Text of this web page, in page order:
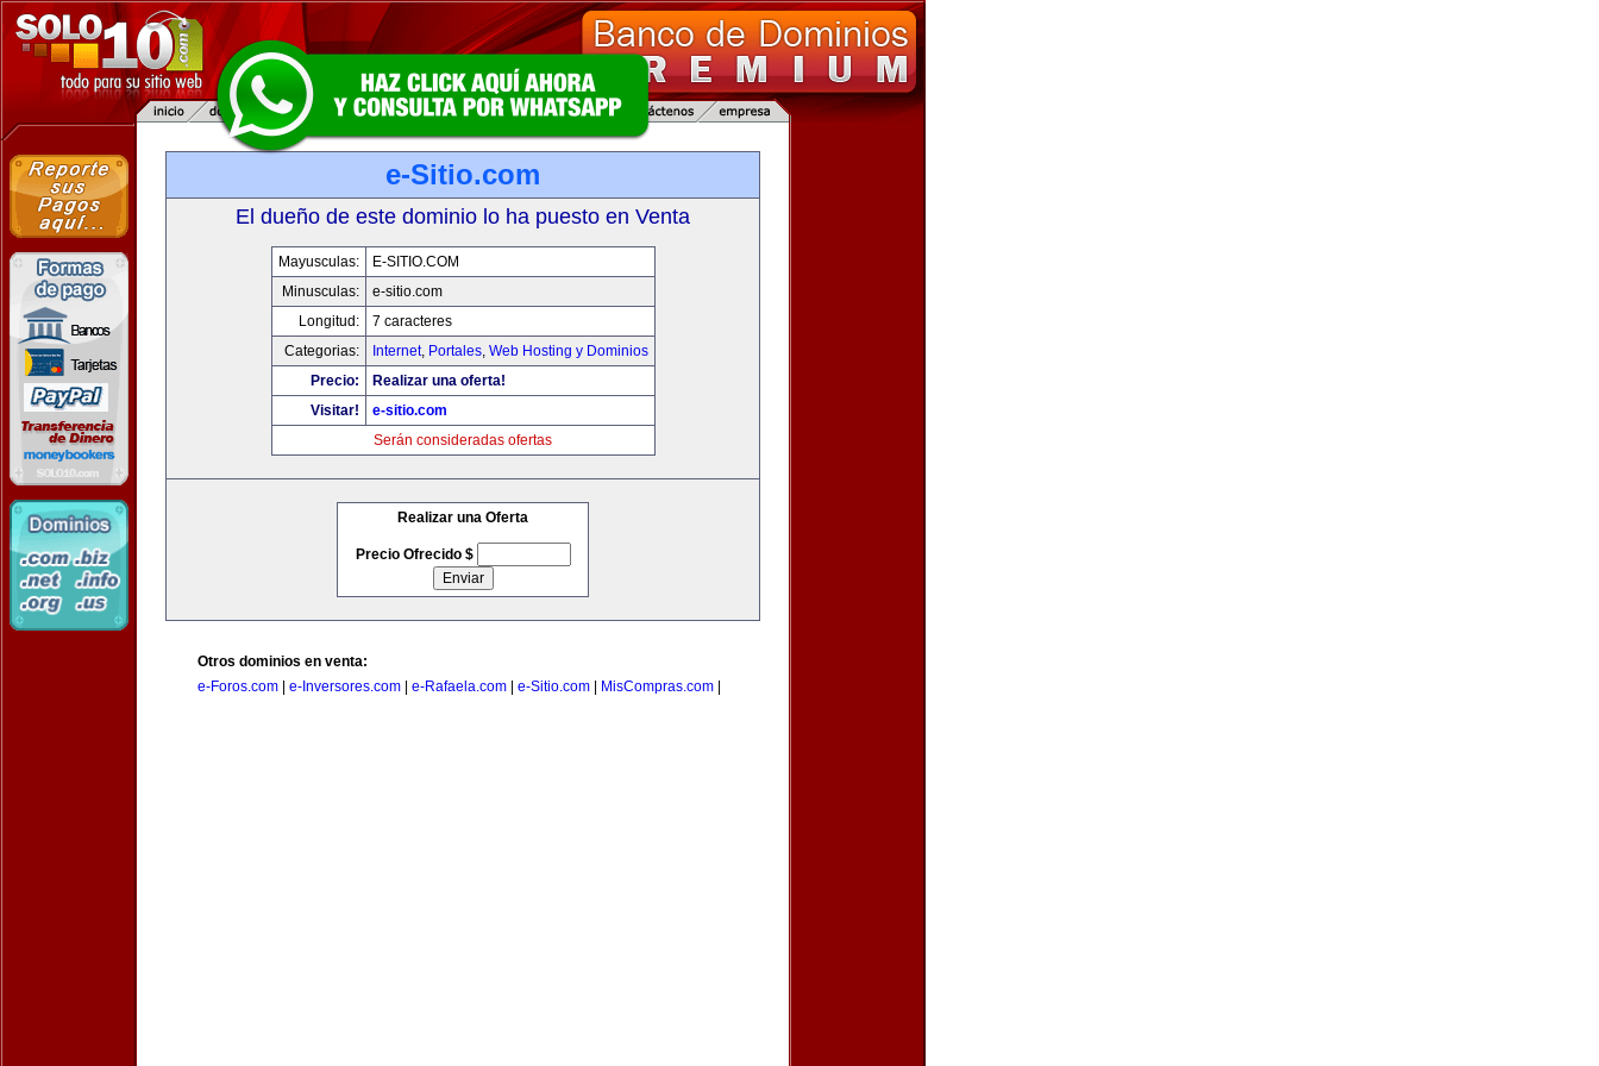
e-Sitio.com
El dueño de este dominio lo ha puesto en Venta
Mayusculas:
E-SITIO.COM
Minusculas:
e-sitio.com
Longitud:
7 caracteres
Categorias:
Internet, Portales, Web Hosting y Dominios
Precio:
Realizar una oferta!
Visitar!
e-sitio.com
Serán consideradas ofertas
Realizar una Oferta
Precio Ofrecido $
Otros dominios en venta:
e-Foros.com
e-Inversores.com e-Rafaela.com e-Sitio.com MisCompras.com